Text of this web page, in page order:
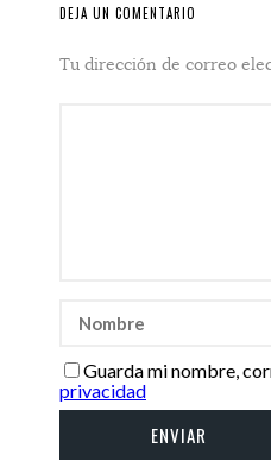
DEJA UN COMENTARIO
Tu dirección de correo
Guarda mi nombre,
privacidad